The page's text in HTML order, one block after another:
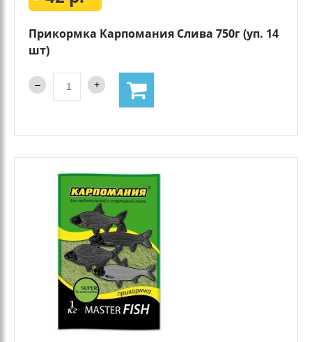
Прикормка Карпомания Слива 750г (уп. 14
шт)